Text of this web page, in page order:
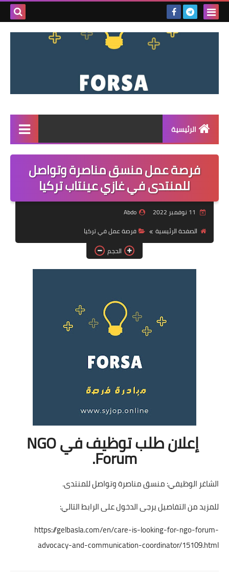
بحث
الرئيسية
القائمة
مناقصات
فرص عمل داخل سوريا
فرص عمل في العراق
فرص عمل في اليمن
دورات تدريبية
فرصة عمل منسق مناصرة وتواصل
للمنتدى في غازي عينتاب تركيا
Abdo
الصفحة الرئيسية
فرصة عمل في تركيا
الحجم
إعلان طلب توظيف في NGO
Forum.
الشاغر الوظيفي: منسق مناصرة وتواصل للمنتدى.
للمزيد من التفاصيل يرجى الدخول على الرابط التالي:
https://gelbasla.com/en/care-is-looking-for-ngo-forum-
advocacy-and-communication-coordinator/15109.html